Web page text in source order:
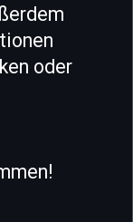
oder